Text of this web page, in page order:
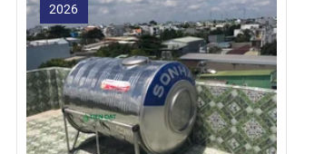
2026